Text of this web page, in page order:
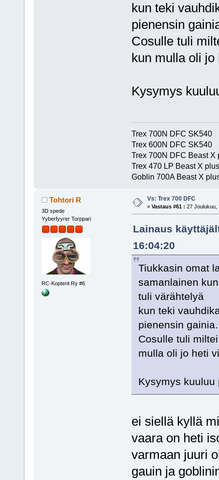
kun teki
pienensin
Cosulle tuli
kun mulla oli
Kysymys
Trex 700N DFC SK540
Trex 600N DFC SK540
Trex 700N DFC Beast X
Trex 470 LP Beast X plus
Goblin 700A Beast X
Tohtori R
3D spede
Yyberfyyrer Torppari
RC-Kopterit Ry #6
Vs: Trex 700 DFC
« Vastaus #61 : 27 Joulukuu,
Lainaus
16:04:20
Tiukkasin omat
samanlainen
tuli värähtelyä
kun teki
pienensin gainia.
Cosulle tuli
mulla oli jo heti
Kysymys
ei siellä kyllä
vaara on heti
varmaan juuri
gauin ja